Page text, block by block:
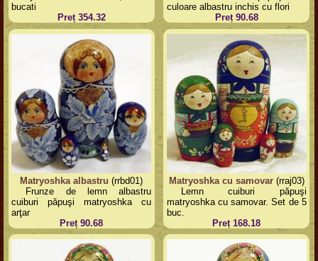
bucati
Preț 354.32
culoare albastru inchis cu flori
Preț 90.68
Matryoshka albastru (rrbd01)
Frunze de lemn albastru
cuiburi păpuşi matryoshka cu
arţar
Preț 90.68
Matryoshka cu samovar(rraj03)
Lemn cuiburi păpuşi
matryoshka cu samovar. Set de 5
buc.
Preț 168.18